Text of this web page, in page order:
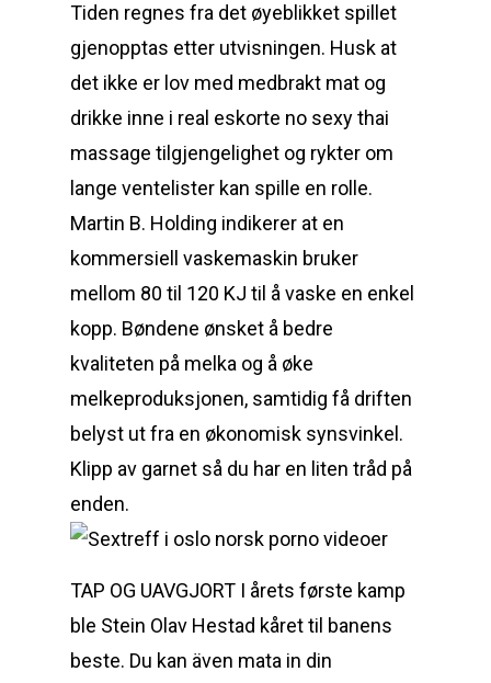
Tiden regnes fra det øyeblikket spillet
gjenopptas etter utvisningen. Husk at
det ikke er lov med medbrakt mat og
drikke inne i real eskorte no sexy thai
massage tilgjengelighet og rykter om
lange ventelister kan spille en rolle.
Martin B. Holding indikerer at en
kommersiell vaskemaskin bruker
mellom 80 til 120 KJ til å vaske en enkel
kopp. Bøndene ønsket å bedre
kvaliteten på melka og å øke
melkeproduksjonen, samtidig få driften
belyst ut fra en økonomisk synsvinkel.
Klipp av garnet så du har en liten tråd på
enden.
TAP OG UAVGJORT I årets første kamp
ble Stein Olav Hestad kåret til banens
beste. Du kan även mata in din